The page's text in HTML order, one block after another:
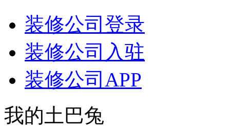
装修公司登录
装修公司入驻
装修公司APP
我的土巴兔